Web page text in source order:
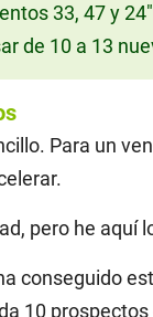
33, 47 y
de 10 a 13
Para un
pero he
conseguido
10